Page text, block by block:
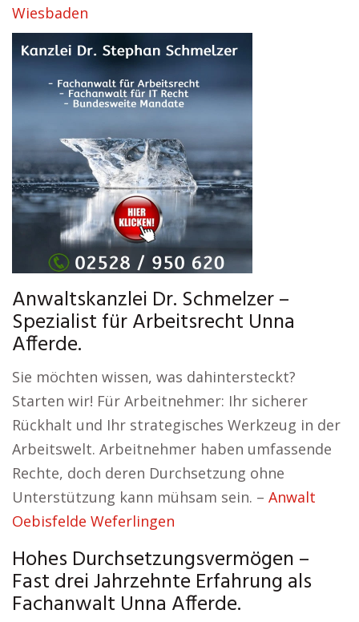
Wiesbaden
Anwaltskanzlei Dr. Schmelzer –
Spezialist für Arbeitsrecht Unna
Afferde.
Sie möchten wissen, was dahintersteckt?
Starten wir! Für Arbeitnehmer: Ihr sicherer
Rückhalt und Ihr strategisches Werkzeug in der
Arbeitswelt. Arbeitnehmer haben umfassende
Rechte, doch deren Durchsetzung ohne
Unterstützung kann mühsam sein. – Anwalt
Oebisfelde Weferlingen
Hohes Durchsetzungsvermögen –
Fast drei Jahrzehnte Erfahrung als
Fachanwalt Unna Afferde.